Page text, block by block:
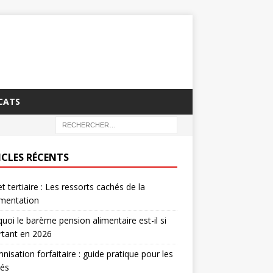
RÉCENTS
tertiaire : Les ressorts cachés de la
le barème pension alimentaire est-il si
en 2026
forfaitaire : guide pratique pour les